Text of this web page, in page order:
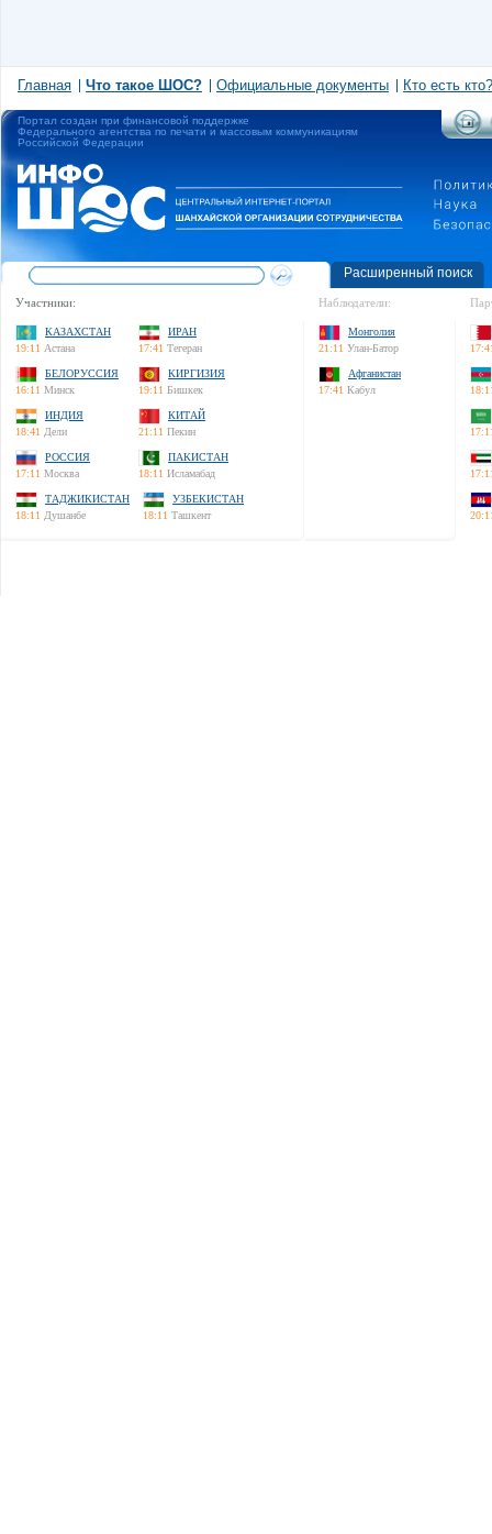
Главная Что такое ШОС? Официальные документы Кто есть кто?
Портал создан при финансовой поддержке
Федерального агентства по печати и массовым коммуникациям
Российской Федерации
Расширенный поиск
Участники:
КАЗАХСТАН
19:11 Астана
ИРАН
17:41 Тегеран
БЕЛОРУССИЯ
16:11 Минск
КИРГИЗИЯ
19:11 Бишкек
ИНДИЯ
18:41 Дели
КИТАЙ
21:11 Пекин
РОССИЯ
17:11 Москва
ПАКИСТАН
18:11 Исламабад
ТАДЖИКИСТАН
18:11 Душанбе
УЗБЕКИСТАН
18:11 Ташкент
Наблюдатели:
Монголия
21:11 Улан-Батор
Афганистан
17:41 Кабул